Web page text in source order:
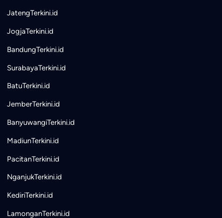
JatengTerkini.id
JogjaTerkini.id
BandungTerkini.id
SurabayaTerkini.id
BatuTerkini.id
JemberTerkini.id
BanyuwangiTerkini.id
MadiunTerkini.id
PacitanTerkini.id
NganjukTerkini.id
KediriTerkini.id
LamonganTerkini.id